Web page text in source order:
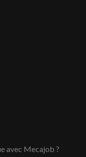
avec Mecajob ?